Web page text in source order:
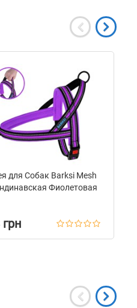
для Собак Barksi Mesh
Фиолетовая